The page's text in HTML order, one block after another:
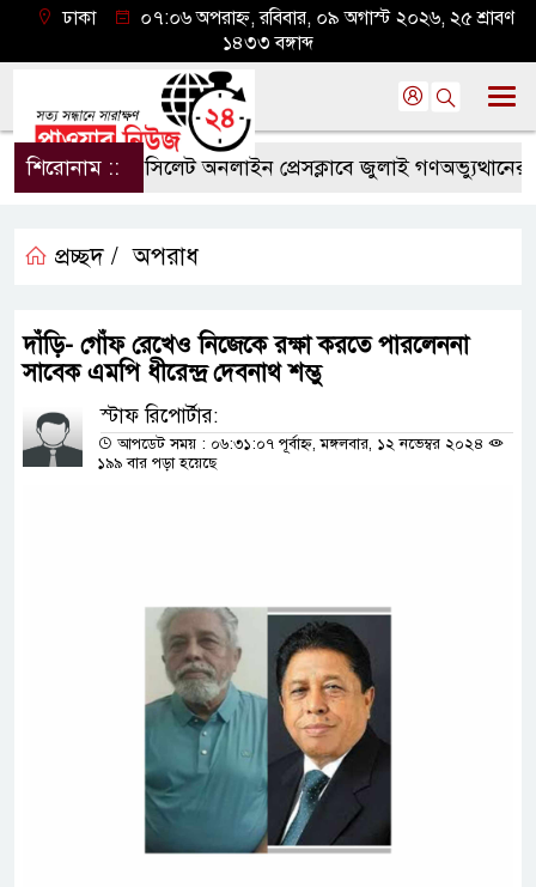
ঢাকা
০৭:০৬ অপরাহ্ন, রবিবার, ০৯ অগাস্ট ২০২৬, ২৫ শ্রাবণ
১৪৩৩ বঙ্গাব্দ
শিরোনাম ::সিলেট অনলাইন প্রেসক্লাবে জুলাই গণঅভ্যুত্থানের
প্রচ্ছদ / অপরাধ
দাঁড়ি- গোঁফ রেখেও নিজেকে রক্ষা করতে পারলেননা
সাবেক এমপি ধীরেন্দ্র দেবনাথ শম্ভু
স্টাফ রিপোর্টার:
আপডেট সময় : ০৬:৩১:০৭ পূর্বাহ্ন, মঙ্গলবার, ১২ নভেম্বর ২০২৪
১৯৯ বার পড়া হয়েছে